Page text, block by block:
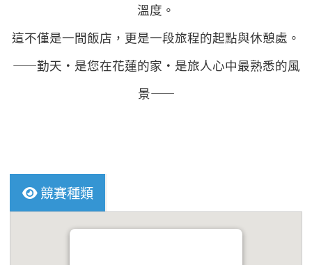
溫度。
這不僅是一間飯店，更是一段旅程的起點與休憩處。
——勤天‧是您在花蓮的家‧是旅人心中最熟悉的風
景——
競賽種類